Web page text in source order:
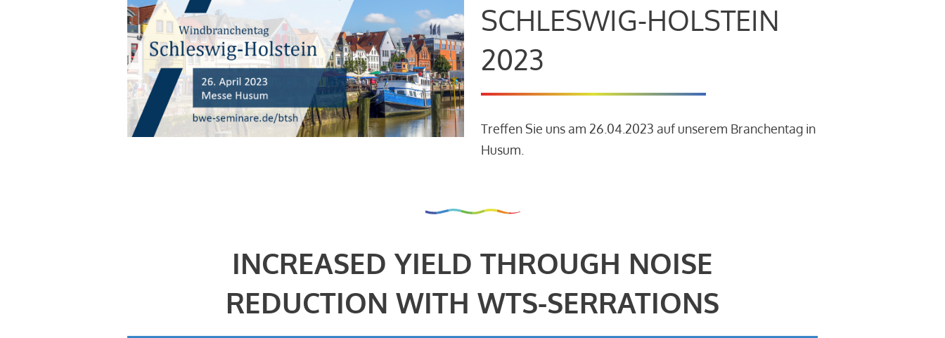
SCHLESWIG-HOLSTEIN
2023
Treffen Sie uns am 26.04.2023 auf unserem Branchentag in
Husum.
INCREASED YIELD THROUGH NOISE
REDUCTION WITH WTS-SERRATIONS